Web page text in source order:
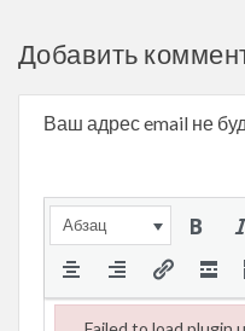
Добавить
Ваш адрес email не
Абзац